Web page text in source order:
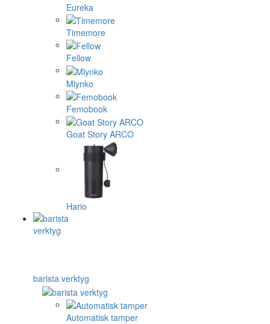
Eureka
Timemore
Fellow
Mlynko
Femobook
Goat Story ARCO
Hario
barista verktyg
Automatisk tamper